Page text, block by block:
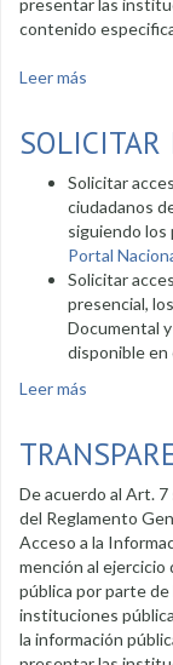
presentar las
contenido
Leer más
SOLICITAR
Solicitar
ciudadanos
siguiendo los
Portal
Solicitar
presencial,
Documental
disponible en
Leer más
De acuerdo al Art.
del Reglamento
Acceso a la
mención al ejercicio
pública por parte de
instituciones
la información